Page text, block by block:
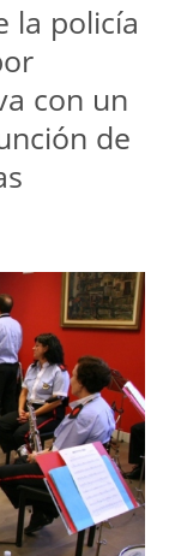
la policía
con un
de